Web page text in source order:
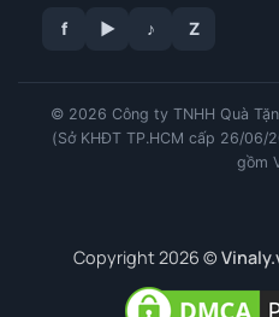
f ▶ ♪ Z
© 2026 Công ty TNHH Quà
(Sở KHĐT TP.HCM cấp 26/06/
gồm
Copyright 2026 ©